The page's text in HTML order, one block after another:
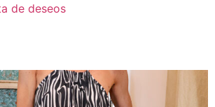
de deseos